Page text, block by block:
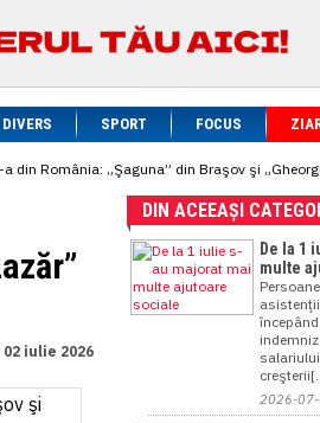
SPORT FOCUS
din România: „Şaguna” din Braşov şi
02 iulie 2026
DIN ACEEAȘI
De la 1
multe
2026-